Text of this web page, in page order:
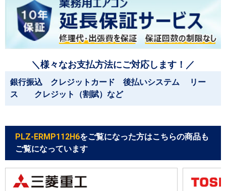
＼様々なお支払方法にご対応します！／
銀行振込 クレジットカード 後払いシステム リー
ス クレジット（割賦）など
PLZ-ERMP112H6をご覧になった方はこちらの商品も
ご覧になっています